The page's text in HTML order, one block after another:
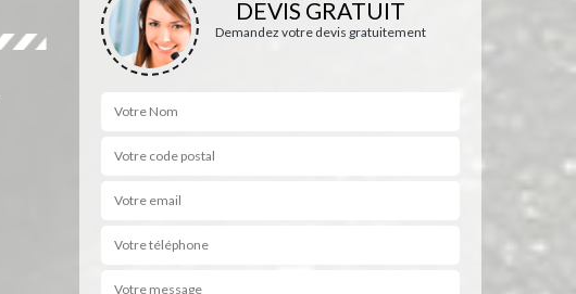
DEVIS GRATUIT
Demandez votre devis gratuitement